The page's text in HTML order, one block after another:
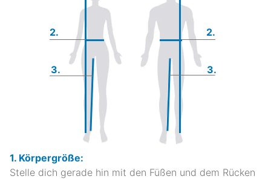
2. 2.
3. 3.
1. Körpergröße:
Stelle dich gerade hin mit den Füßen und dem Rücken